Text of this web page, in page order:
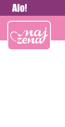
Vesti
Najžena